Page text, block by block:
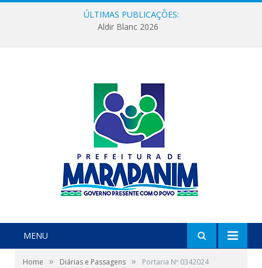
ÚLTIMAS PUBLICAÇÕES:
Aldir Blanc 2026
MENU
Home » Diárias e Passagens » Portaria Nº 0342024